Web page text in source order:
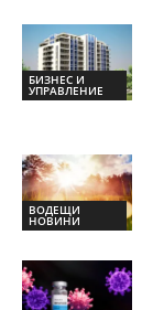
БИЗНЕС И
УПРАВЛЕНИЕ
ВОДЕЩИ
НОВИНИ